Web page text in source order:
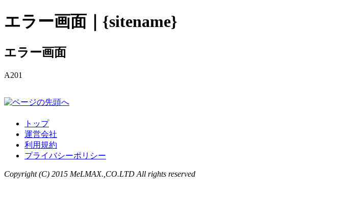
エラー画面｜{sitename}
エラー画面
A201
トップ
運営会社
利用規約
プライバシーポリシー
Copyright (C) 2015 MeLMAX.,CO.LTD All rights reserved